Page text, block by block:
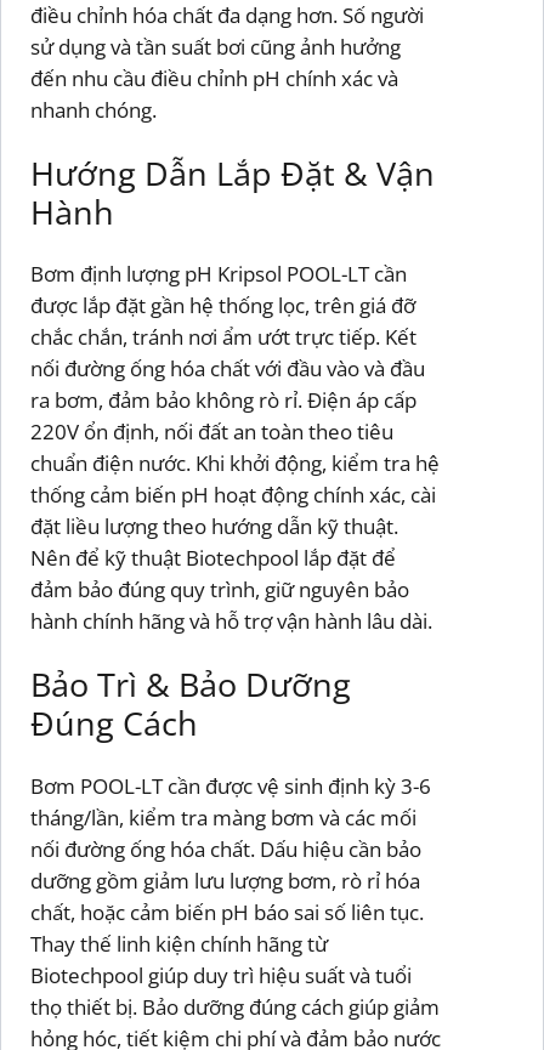
điều chỉnh hóa chất đa dạng hơn. Số người
sử dụng và tần suất bơi cũng ảnh hưởng
đến nhu cầu điều chỉnh pH chính xác và
nhanh chóng.
Hướng Dẫn Lắp Đặt & Vận
Hành
Bơm định lượng pH Kripsol POOL-LT cần
được lắp đặt gần hệ thống lọc, trên giá đỡ
chắc chắn, tránh nơi ẩm ướt trực tiếp. Kết
nối đường ống hóa chất với đầu vào và đầu
ra bơm, đảm bảo không rò rỉ. Điện áp cấp
220V ổn định, nối đất an toàn theo tiêu
chuẩn điện nước. Khi khởi động, kiểm tra hệ
thống cảm biến pH hoạt động chính xác, cài
đặt liều lượng theo hướng dẫn kỹ thuật.
Nên để kỹ thuật Biotechpool lắp đặt để
đảm bảo đúng quy trình, giữ nguyên bảo
hành chính hãng và hỗ trợ vận hành lâu dài.
Bảo Trì & Bảo Dưỡng
Đúng Cách
Bơm POOL-LT cần được vệ sinh định kỳ 3-6
tháng/lần, kiểm tra màng bơm và các mối
nối đường ống hóa chất. Dấu hiệu cần bảo
dưỡng gồm giảm lưu lượng bơm, rò rỉ hóa
chất, hoặc cảm biến pH báo sai số liên tục.
Thay thế linh kiện chính hãng từ
Biotechpool giúp duy trì hiệu suất và tuổi
thọ thiết bị. Bảo dưỡng đúng cách giúp giảm
hỏng hóc, tiết kiệm chi phí và đảm bảo nước